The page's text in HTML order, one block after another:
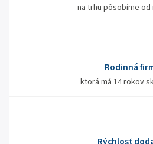
na trhu pôsobíme od
Rodinná
ktorá má 14 rokov